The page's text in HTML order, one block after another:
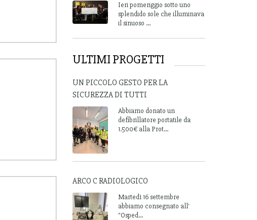
Ieri pomeriggio sotto uno
splendido sole che illuminava
il sinuoso ...
ULTIMI PROGETTI
UN PICCOLO GESTO PER LA
SICUREZZA DI TUTTI
Abbiamo donato un
defibrillatore portatile da
1.500€ alla Prot...
ARCO C RADIOLOGICO
Martedì 16 settembre
abbiamo consegnato all'
"Osped...